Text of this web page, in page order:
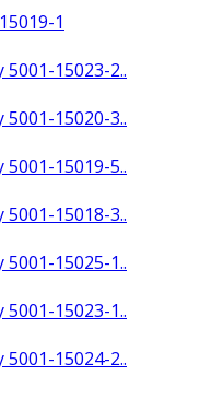
1
15023-2..
15020-3..
15019-5..
15018-3..
15025-1..
15023-1..
15024-2..